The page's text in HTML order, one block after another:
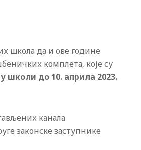
школа да и ове године
комплета, које су
школи до 10. априла 2023.
канала
законске заступнике